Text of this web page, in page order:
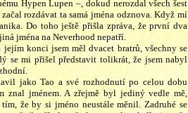
Hypen Lupen –, dokud nerozdal všech šest
rozdávat ta samá jména odznova. Když mí
Do toho ještě přišla zpráva, že první dva
jména na Neverhood nepatří.
konci jsem měl dvacet bratrů, všechny se
se mi přišel představit tolikrát, že jsem nabyl
jako Tao a své rozhodnutí po celou dobu
jménem. A zřejmě byl jediný vedle mě,
že by si jméno neustále měnil. Zadruhé se